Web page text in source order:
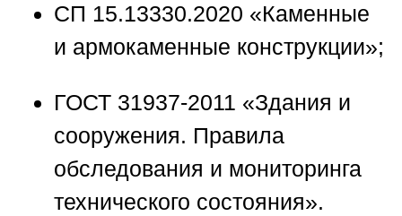
СП 15.13330.2020 «Каменные
и армокаменные конструкции»;
ГОСТ 31937-2011 «Здания и
сооружения. Правила
обследования и мониторинга
технического состояния».